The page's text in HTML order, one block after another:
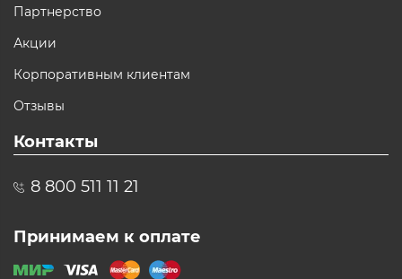
Партнерство
Акции
Корпоративным клиентам
Отзывы
Контакты
8 800 511 11 21
Принимаем к оплате